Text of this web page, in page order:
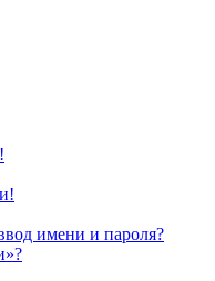
имени и пароля?